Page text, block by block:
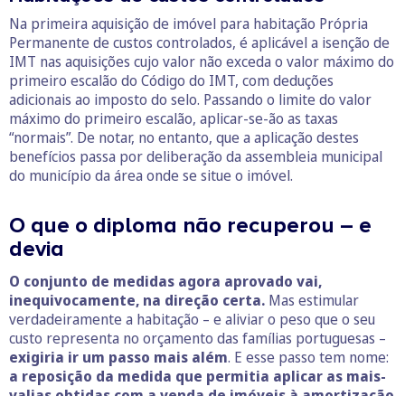
Na primeira aquisição de imóvel para habitação Própria
Permanente de custos controlados, é aplicável a isenção de
IMT nas aquisições cujo valor não exceda o valor máximo do
primeiro escalão do Código do IMT, com deduções
adicionais ao imposto do selo. Passando o limite do valor
máximo do primeiro escalão, aplicar-se-ão as taxas
“normais”. De notar, no entanto, que a aplicação destes
benefícios passa por deliberação da assembleia municipal
do município da área onde se situe o imóvel.
O que o diploma não recuperou – e
devia
O conjunto de medidas agora aprovado vai,
inequivocamente, na direção certa. Mas estimular
verdadeiramente a habitação – e aliviar o peso que o seu
custo representa no orçamento das famílias portuguesas –
exigiria ir um passo mais além. E esse passo tem nome:
a reposição da medida que permitia aplicar as mais-